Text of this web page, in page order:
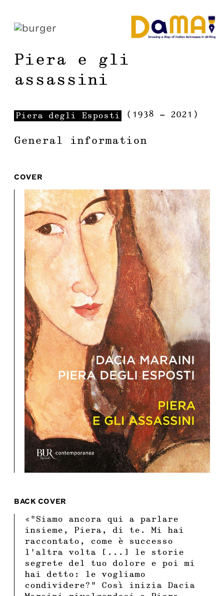
Piera e gli
assassini
Piera degli Esposti ( 1938 - 2021 )
General information
COVER
BACK COVER
«”Siamo ancora qui a parlare
insieme, Piera, di te. Mi hai
raccontato, come è successo
l’altra volta [...] le storie
segrete del tuo dolore e poi mi
hai detto: le vogliamo
condividere?” Così inizia Dacia